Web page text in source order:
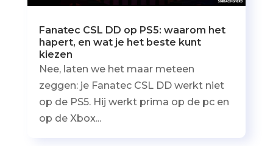
Fanatec CSL DD op PS5: waarom het
hapert, en wat je het beste kunt
kiezen
Nee, laten we het maar meteen
zeggen: je Fanatec CSL DD werkt niet
op de PS5. Hij werkt prima op de pc en
op de Xbox...